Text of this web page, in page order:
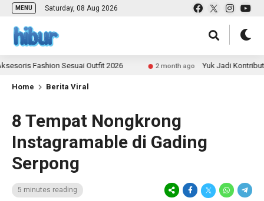
MENU Saturday, 08 Aug 2026
Sesuai Outfit 2026 2 month ago Yuk Jadi Kontributor
Home Berita Viral
8 Tempat Nongkrong
Instagramable di Gading
Serpong
5 minutes reading